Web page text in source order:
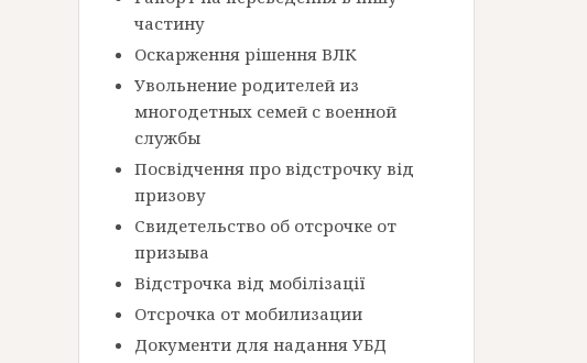
частину
Оскарження рішення ВЛК
Увольнение родителей из
многодетных семей с военной
службы
Посвідчення про відстрочку від
призову
Свидетельство об отсрочке от
призыва
Відстрочка від мобілізації
Отсрочка от мобилизации
Документи для надання УБД